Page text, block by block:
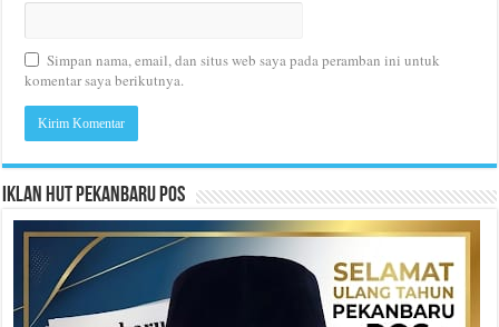
Simpan nama, email, dan situs web saya pada peramban ini untuk
komentar saya berikutnya.
Iklan HUT Pekanbaru Pos